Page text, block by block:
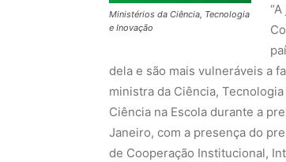
Ministérios da Ciência, Tecnologia
e Inovação
dela e são mais vulneráveis a
ministra da Ciência,
Ciência na Escola durante a
Janeiro, com a presença do
de Cooperação Institucional,